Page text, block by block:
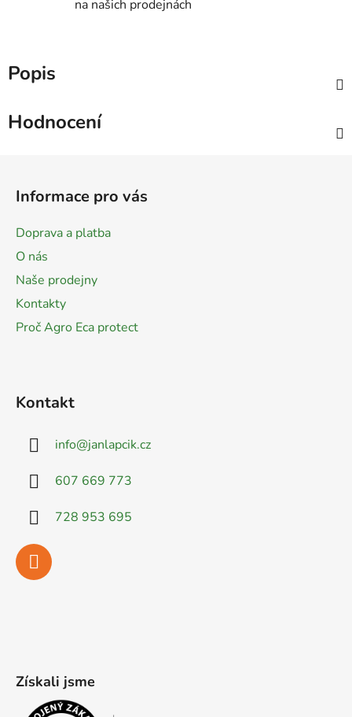
na našich prodejnách
Popis
Hodnocení
Informace pro vás
Doprava a platba
O nás
Naše prodejny
Kontakty
Proč Agro Eca protect
Kontakt
info@janlapcik.cz
607 669 773
728 953 695
Získali jsme